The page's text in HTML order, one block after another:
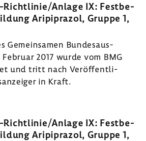
Anlage IX: Fest­be­
Aripi­prazol, Gruppe 1,
Gemein­samen Bundes­aus­
Februar 2017 wurde vom BMG
und tritt nach Veröf­fent­li­
in Kraft.
Anlage IX: Fest­be­
Aripi­prazol, Gruppe 1,